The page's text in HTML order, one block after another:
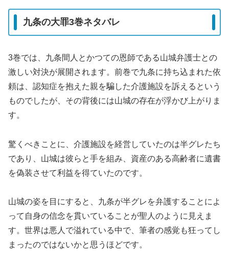
九条の大罪3巻ネタバレ
3巻では、九条間人とかつての恩師である山城弁護士との
激しい対決が展開されます。前巻で九条に持ち込まれた依
頼は、認知症を抱えた親を騙した介護施設を訴えるという
ものでしたが、その背後には山城の存在が浮かび上がりま
す。
驚くべきことに、介護施設を経営していたのは半グレたち
であり、山城は彼らと手を組み、資産のある高齢者に遺書
を偽装させて利益を得ていたのです。
山城の姿を目にすると、九条が半グレを弁護することによ
って自身の信念を貫いていることが聖人のように見えま
す。世界は悪人で溢れている中で、筆者の感覚も狂ってし
まったのではないかと思うほどです。